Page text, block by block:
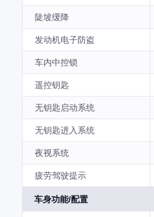
陡坡缓降
发动机电子防盗
车内中控锁
遥控钥匙
无钥匙启动系统
无钥匙进入系统
夜视系统
疲劳驾驶提示
车身功能/配置